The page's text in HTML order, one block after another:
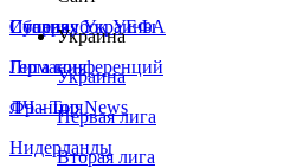
Сборная Украины
Италия
Германия
Франция
Нидерланды
Суперкубок УЕФА
Лига конференций
ЛЧ - Top News
Украина
Украина
Первая лига
Вторая лига